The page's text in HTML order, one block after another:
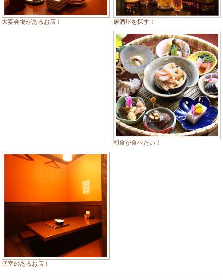
大宴会場があるお店！ 居酒屋を探す！
和食が食べたい！
個室のあるお店！